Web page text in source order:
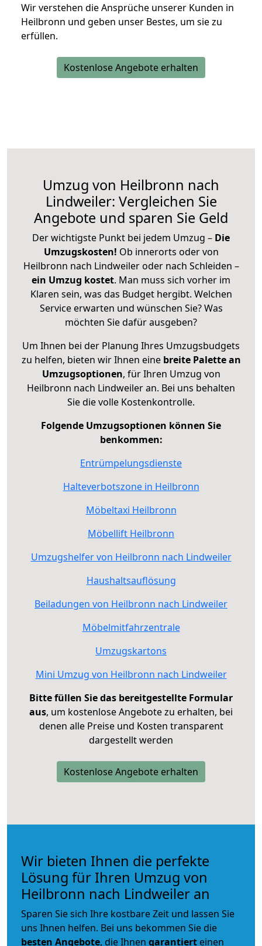
Wir verstehen die Ansprüche unserer Kunden in
Heilbronn und geben unser Bestes, um sie zu
erfüllen.
Kostenlose Angebote erhalten
Umzug von Heilbronn nach
Lindweiler: Vergleichen Sie
Angebote und sparen Sie Geld
Der wichtigste Punkt bei jedem Umzug – Die
Umzugskosten! Ob innerorts oder von
Heilbronn nach Lindweiler oder nach Schleiden –
ein Umzug kostet. Man muss sich vorher im
Klaren sein, was das Budget hergibt. Welchen
Service erwarten und wünschen Sie? Was
möchten Sie dafür ausgeben?
Um Ihnen bei der Planung Ihres Umzugsbudgets
zu helfen, bieten wir Ihnen eine breite Palette an
Umzugsoptionen, für Ihren Umzug von
Heilbronn nach Lindweiler an. Bei uns behalten
Sie die volle Kostenkontrolle.
Folgende Umzugsoptionen können Sie
benkommen:
Entrümpelungsdienste
Halteverbotszone in Heilbronn
Möbeltaxi Heilbronn
Möbellift Heilbronn
Umzugshelfer von Heilbronn nach Lindweiler
Haushaltsauflösung
Beiladungen von Heilbronn nach Lindweiler
Möbelmitfahrzentrale
Umzugskartons
Mini Umzug von Heilbronn nach Lindweiler
Bitte füllen Sie das bereitgestellte Formular
aus, um kostenlose Angebote zu erhalten, bei
denen alle Preise und Kosten transparent
dargestellt werden
Kostenlose Angebote erhalten
Wir bieten Ihnen die perfekte
Lösung für Ihren Umzug von
Heilbronn nach Lindweiler an
Sparen Sie sich Ihre kostbare Zeit und lassen Sie
uns Ihnen helfen. Bei uns bekommen Sie die
besten Angebote, die Ihnen garantiert einen